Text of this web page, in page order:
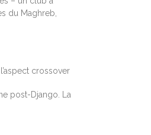
du Maghreb,
crossover
post-Django. La